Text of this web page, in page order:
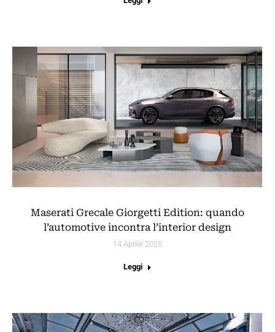
Maserati Grecale Giorgetti Edition: quando
l’automotive incontra l’interior design
14 Aprile 2025
Leggi